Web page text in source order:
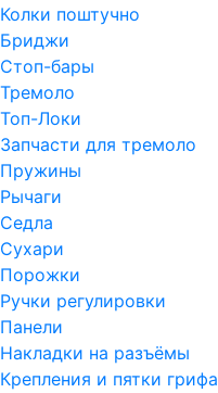
Колки поштучно
Бриджи
Стоп-бары
Тремоло
Топ-Локи
Запчасти для тремоло
Пружины
Рычаги
Седла
Сухари
Порожки
Ручки регулировки
Панели
Накладки на разъёмы
Крепления и пятки грифа